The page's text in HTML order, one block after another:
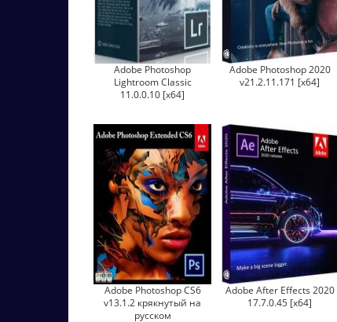
Adobe Photoshop
Lightroom Classic
11.0.0.10 [x64]
Adobe Photoshop 2020
v21.2.11.171 [x64]
Adobe Photoshop CS6
v13.1.2 крякнутый на
русском
Adobe After Effects 2020
17.7.0.45 [x64]